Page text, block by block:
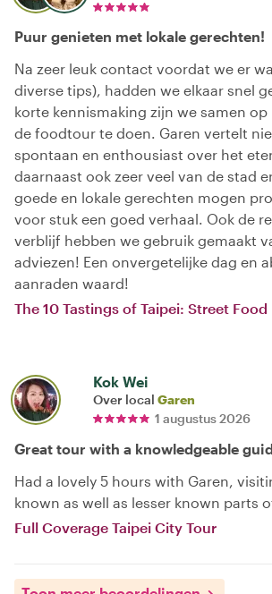
Puur genieten met lokale gerechten!
Na zeer leuk contact voordat we er
diverse tips), hadden we elkaar snel
korte kennismaking zijn we samen
de foodtour te doen. Garen vertelt
spontaan en enthousiast over het
daarnaast ook zeer veel van de stad
goede en lokale gerechten mogen
voor stuk een goed verhaal. Ook de
verblijf hebben we gebruik gemaakt
adviezen! Een onvergetelijke dag en
aanraden waard!
The 10 Tastings of Taipei: Street Food
Kok Wei
Over local Garen
1 augustus 2026
Great tour with a knowledgeable
Had a lovely 5 hours with Garen,
known as well as lesser known parts
Full Coverage Taipei City Tour